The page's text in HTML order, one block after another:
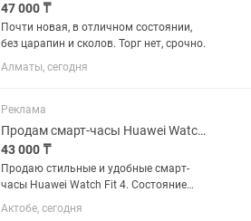
47 000 ₸
Почти новая, в отличном состоянии,
без царапин и сколов. Торг нет, срочно.
Алматы, сегодня
Реклама
Продам смарт-часы Huawei Watch Fit 4
43 000 ₸
Продаю стильные и удобные смарт-
часы Huawei Watch Fit 4. Состояние
отличное, всё работает без нареканий.
Основные характеристики: Модель:
Актобе, сегодня